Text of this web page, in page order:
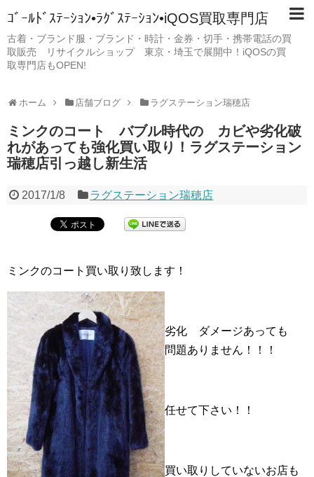
ｺﾞｰﾙﾄﾞｽﾃｰｼｮﾝ•ﾗｸﾞｽﾃｰｼｮﾝ•iQOS買取専門店
古着・ブランド服・ブランド・時計・金券・切手・携帯電話の買
取販売 リサイクルショップ 東京・埼玉で展開中！iQOSの買
取専門店もOPEN!
ホーム 店舗ブログ ラグステーション瑞穂店
ミンクのコート バブル時代の カビや劣化破
れがあっても強化買い取り！ラグステーション
瑞穂店引っ越し新生活
2017/1/8 ラグステーション瑞穂店
ミンクのコート買い取り致します！
劣化 ダメージあっても
問題ありません！！！
任せて下さい！！
買い取りしていないお店も